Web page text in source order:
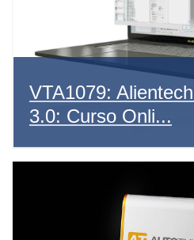
VTA1079:
3.0: Curso Onli...